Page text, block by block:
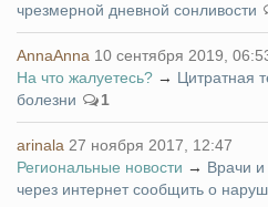
чрезмерной дневной сонливости
AnnaAnna 10 сентября 2019,
На что жалуетесь? → Цитратная
болезни
1
arinala 27 ноября 2017, 12:47
Региональные новости → Врачи и
через интернет сообщить о